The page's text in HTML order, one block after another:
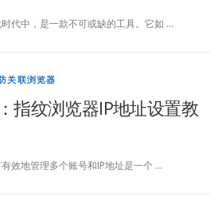
代中，是一款不可或缺的工具。它如 …
关联浏览器
指纹浏览器IP地址设置教
效地管理多个账号和IP地址是一个 …